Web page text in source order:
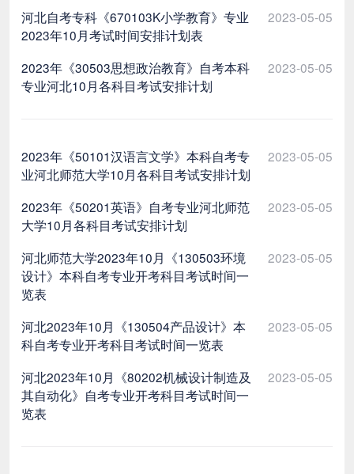
河北自考专科《670103K小学教育》专业
2023年10月考试时间安排计划表
2023-05-05
2023年《30503思想政治教育》自考本科
专业河北10月各科目考试安排计划
2023-05-05
2023年《50101汉语言文学》本科自考专
业河北师范大学10月各科目考试安排计划
2023-05-05
2023年《50201英语》自考专业河北师范
大学10月各科目考试安排计划
2023-05-05
河北师范大学2023年10月《130503环境
设计》本科自考专业开考科目考试时间一
览表
2023-05-05
河北2023年10月《130504产品设计》本
科自考专业开考科目考试时间一览表
2023-05-05
河北2023年10月《80202机械设计制造及
其自动化》自考专业开考科目考试时间一
览表
2023-05-05